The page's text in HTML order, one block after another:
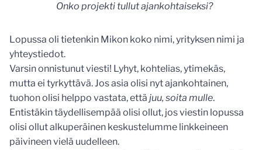
Onko projekti tullut ajankohtaiseksi?
Lopussa oli tietenkin Mikon koko nimi, yrityksen nimi ja
yhteystiedot.
Varsin onnistunut viesti! Lyhyt, kohtelias, ytimekäs,
mutta ei tyrkyttävä. Jos asia olisi nyt ajankohtainen,
tuohon olisi helppo vastata, että juu, soita mulle.
Entistäkin täydellisempää olisi ollut, jos viestin lopussa
olisi ollut alkuperäinen keskustelumme linkkeineen
päivineen vielä uudelleen.